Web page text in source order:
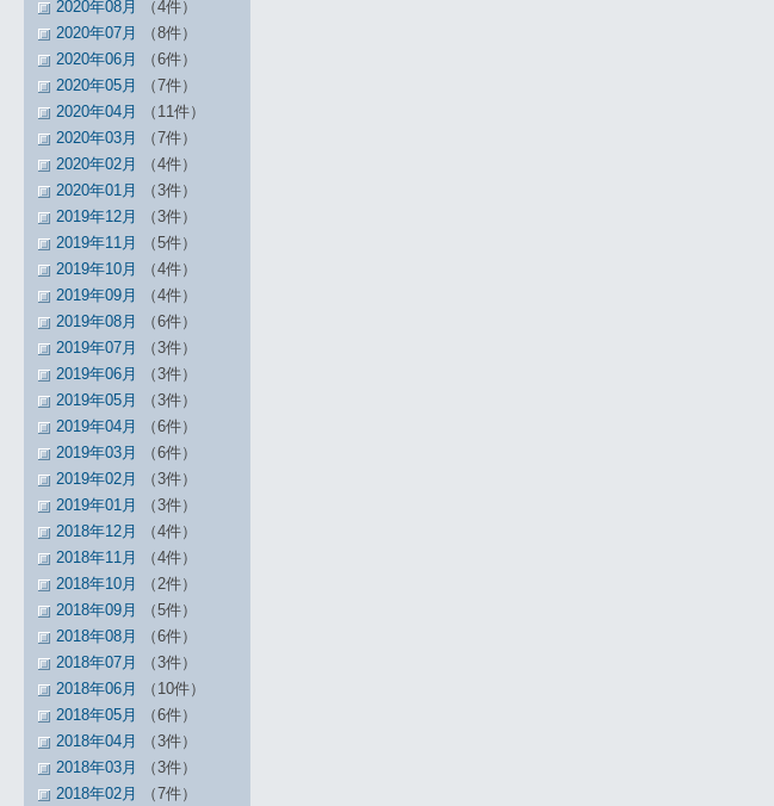
2020年08月
（4件）
2020年07月
（8件）
2020年06月
（6件）
2020年05月
（7件）
2020年04月
（11件）
2020年03月
（7件）
2020年02月
（4件）
2020年01月
（3件）
2019年12月
（3件）
2019年11月
（5件）
2019年10月
（4件）
2019年09月
（4件）
2019年08月
（6件）
2019年07月
（3件）
2019年06月
（3件）
2019年05月
（3件）
2019年04月
（6件）
2019年03月
（6件）
2019年02月
（3件）
2019年01月
（3件）
2018年12月
（4件）
2018年11月
（4件）
2018年10月
（2件）
2018年09月
（5件）
2018年08月
（6件）
2018年07月
（3件）
2018年06月
（10件）
2018年05月
（6件）
2018年04月
（3件）
2018年03月
（3件）
2018年02月
（7件）